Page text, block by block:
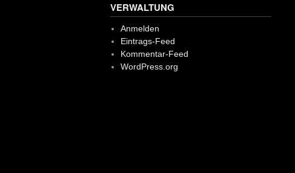
VERWALTUNG
Anmelden
Eintrags-Feed
Kommentar-Feed
WordPress.org